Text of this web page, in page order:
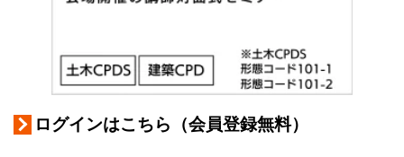
ログインはこちら（会員登録無料）